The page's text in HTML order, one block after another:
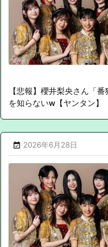
【悲報】櫻井梨央さん「
を知らないw【ヤンタン】
 2026年6月28日